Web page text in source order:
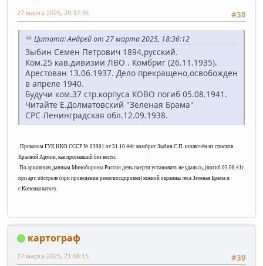
#38
27 марта 2025, 20:37:36
Цитата: Андрей от 27 марта 2025, 18:36:12
Зыбин Семен Петрович 1894,русский.
Ком.25 кав.дивизии ЛВО . Комбриг (26.11.1935).
Арестован 13.06.1937. Дело прекращено,освобожден
в апреле 1940.
Будучи ком.37 стр.корпуса КОВО погиб 05.08.1941.
Читайте Е.Долматовский "Зеленая Брама"
СРС Ленинградская обл.12.09.1938.
Приказом ГУК НКО СССР № 03901 от 31.10.44г. комбриг Зыбин С.П. исключён из списков
Красной Армии, как пропавший без вести.
По архивным данным Минобороны России день смерти установить не удалось, (погиб 05.08.41г.
при арт. обстреле (при проведении рекогносцировки) южной окраины леса Зеленая Брама и
с.Копенковатое).
картограф
#39
27 марта 2025, 21:08:15